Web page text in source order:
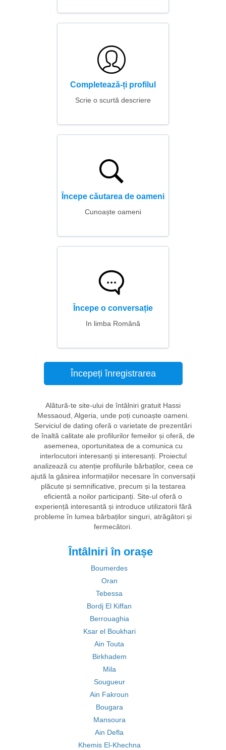
Completează-ți profilul
Scrie o scurtă descriere
Începe căutarea de oameni
Cunoaște oameni
Începe o conversație
In limba Română
Începeți înregistrarea
Alătură-te site-ului de întâlniri gratuit Hassi
Messaoud, Algeria, unde poți cunoaște oameni.
Serviciul de dating oferă o varietate de prezentări
de înaltă calitate ale profilurilor femeilor și oferă, de
asemenea, oportunitatea de a comunica cu
interlocutori interesanți și interesanți. Proiectul
analizează cu atenție profilurile bărbaților, ceea ce
ajută la găsirea informațiilor necesare în conversații
plăcute și semnificative, precum și la testarea
eficientă a noilor participanți. Site-ul oferă o
experiență interesantă și introduce utilizatorii fără
probleme în lumea bărbaților singuri, atrăgători și
fermecători.
Întâlniri în orașe
Boumerdes
Oran
Tebessa
Bordj El Kiffan
Berrouaghia
Ksar el Boukhari
Ain Touta
Birkhadem
Mila
Sougueur
Ain Fakroun
Bougara
Mansoura
Ain Defla
Khemis El-Khechna